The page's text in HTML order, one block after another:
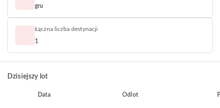
gru
Łączna liczba destynacji
1
Dzisiejszy lot
Data Odlot